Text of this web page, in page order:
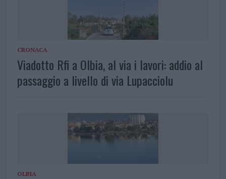
CRONACA
Viadotto Rfi a Olbia, al via i lavori: addio al
passaggio a livello di via Lupacciolu
OLBIA